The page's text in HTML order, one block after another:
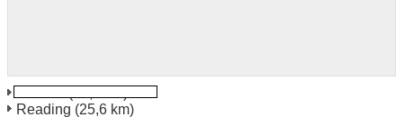
Reading (25,6 km)